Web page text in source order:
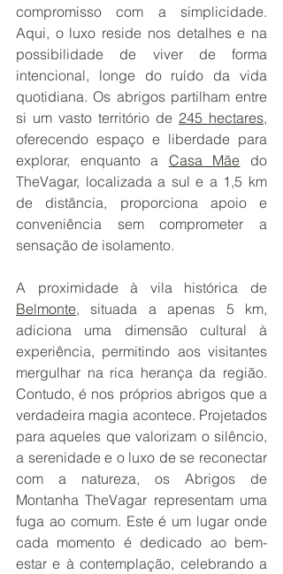
compromisso com a simplicidade.
Aqui, o luxo reside nos detalhes e na
possibilidade de viver de forma
intencional, longe do ruído da vida
quotidiana. Os abrigos partilham entre
si um vasto território de 245 hectares,
oferecendo espaço e liberdade para
explorar, enquanto a Casa Mãe do
TheVagar, localizada a sul e a 1,5 km
de distância, proporciona apoio e
conveniência sem comprometer a
sensação de isolamento.
Belmonte, situada a apenas 5 km,
adiciona uma dimensão cultural à
experiência, permitindo aos visitantes
mergulhar na rica herança da região.
Contudo, é nos próprios abrigos que a
verdadeira magia acontece. Projetados
para aqueles que valorizam o silêncio,
a serenidade e o luxo de se reconectar
com a natureza, os Abrigos de
Montanha TheVagar representam uma
fuga ao comum. Este é um lugar onde
cada momento é dedicado ao bem-
estar e à contemplação, celebrando a